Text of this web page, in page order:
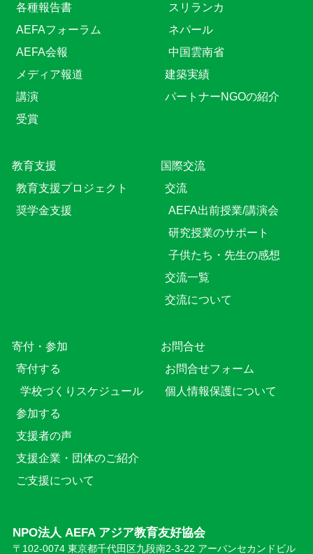
各種報告書
AEFAフォーラム
AEFA会報
メディア報道
講演
受賞
スリランカ
ネパール
中国雲南省
建築実績
パートナーNGOの紹介
教育⽀援
教育⽀援プロジェクト
奨学金支援
国際交流
交流
AEFA出前授業/講演会
研究授業のサポート
子供たち・先生の感想
交流一覧
交流について
寄付・参加
寄付する
学校づくりスケジュール
参加する
支援者の声
支援企業・団体のご紹介
ご支援について
お問合せ
お問合せフォーム
個人情報保護について
NPO法人 AEFA アジア教育友好協会
〒102-0074 東京都千代田区九段南2-3-22 アーバンセカンドビル